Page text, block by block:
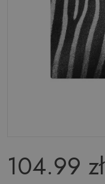
104.99 zł